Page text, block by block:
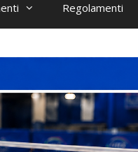
Regolamenti